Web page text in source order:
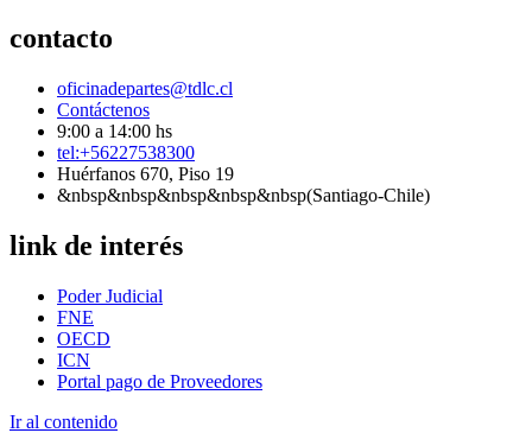
contacto
oficinadepartes@tdlc.cl
Contáctenos
9:00 a 14:00 hs
tel:+56227538300
Huérfanos 670, Piso 19
&nbsp&nbsp&nbsp&nbsp&nbsp(Santiago-Chile)
link de interés
Poder Judicial
FNE
OECD
ICN
Portal pago de Proveedores
Ir al contenido